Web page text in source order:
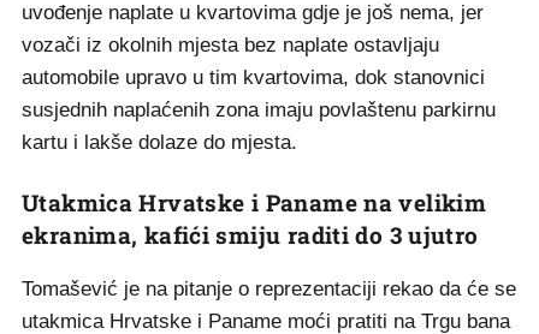
uvođenje naplate u kvartovima gdje je još nema, jer
vozači iz okolnih mjesta bez naplate ostavljaju
automobile upravo u tim kvartovima, dok stanovnici
susjednih naplaćenih zona imaju povlaštenu parkirnu
kartu i lakše dolaze do mjesta.
Utakmica Hrvatske i Paname na velikim
ekranima, kafići smiju raditi do 3 ujutro
Tomašević je na pitanje o reprezentaciji rekao da će se
utakmica Hrvatske i Paname moći pratiti na Trgu bana